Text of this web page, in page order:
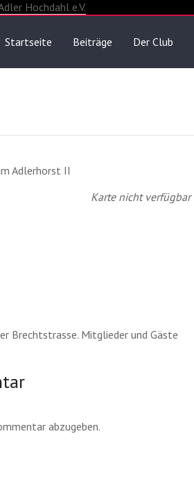
Startseite Beiträge Der Club
Karte nicht verfügbar
Brechtstrasse. Mitglieder und Gäste
abzugeben.